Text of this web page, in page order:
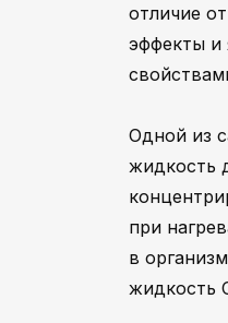
отличие
эффекты и
Одной из
жидкость
при
в
жидкость